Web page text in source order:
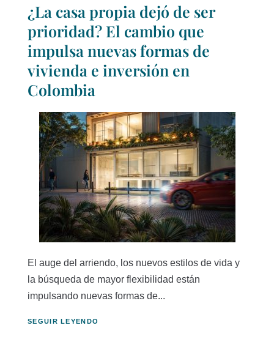
¿La casa propia dejó de ser
prioridad? El cambio que
impulsa nuevas formas de
vivienda e inversión en
Colombia
El auge del arriendo, los nuevos estilos de vida y
la búsqueda de mayor flexibilidad están
impulsando nuevas formas de...
SEGUIR LEYENDO